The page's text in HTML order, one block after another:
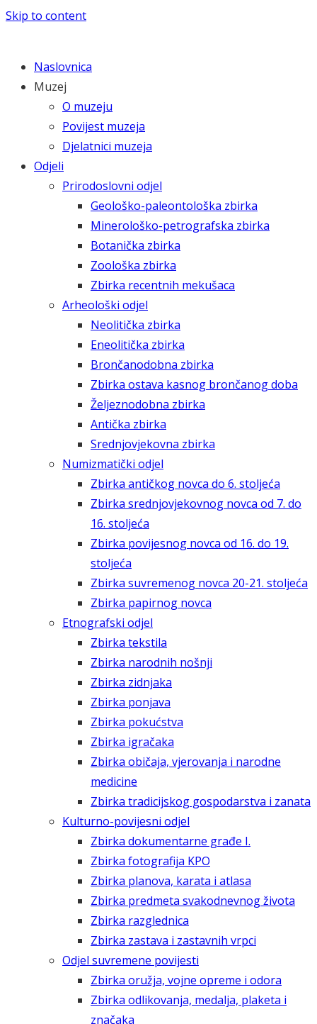
Skip to content
Naslovnica
Muzej
O muzeju
Povijest muzeja
Djelatnici muzeja
Odjeli
Prirodoslovni odjel
Geološko-paleontološka zbirka
Minerološko-petrografska zbirka
Botanička zbirka
Zoološka zbirka
Zbirka recentnih mekušaca
Arheološki odjel
Neolitička zbirka
Eneolitička zbirka
Brončanodobna zbirka
Zbirka ostava kasnog brončanog doba
Željeznodobna zbirka
Antička zbirka
Srednjovjekovna zbirka
Numizmatički odjel
Zbirka antičkog novca do 6. stoljeća
Zbirka srednjovjekovnog novca od 7. do
16. stoljeća
Zbirka povijesnog novca od 16. do 19.
stoljeća
Zbirka suvremenog novca 20-21. stoljeća
Zbirka papirnog novca
Etnografski odjel
Zbirka tekstila
Zbirka narodnih nošnji
Zbirka zidnjaka
Zbirka ponjava
Zbirka pokućstva
Zbirka igračaka
Zbirka običaja, vjerovanja i narodne
medicine
Zbirka tradicijskog gospodarstva i zanata
Kulturno-povijesni odjel
Zbirka dokumentarne građe I.
Zbirka fotografija KPO
Zbirka planova, karata i atlasa
Zbirka predmeta svakodnevnog života
Zbirka razglednica
Zbirka zastava i zastavnih vrpci
Odjel suvremene povijesti
Zbirka oružja, vojne opreme i odora
Zbirka odlikovanja, medalja, plaketa i
značaka